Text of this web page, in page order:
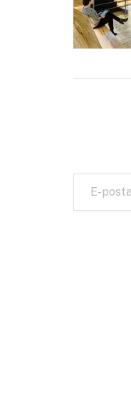
E-postanızı yazın…